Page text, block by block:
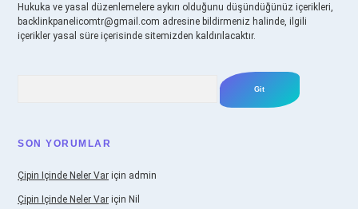
Hukuka ve yasal düzenlemelere aykırı olduğunu düşündüğünüz içerikleri,
backlinkpanelicomtr@gmail.com adresine bildirmeniz halinde, ilgili
içerikler yasal süre içerisinde sitemizden kaldırılacaktır.
SON YORUMLAR
Çipin Içinde Neler Var için admin
Çipin Içinde Neler Var için Nil